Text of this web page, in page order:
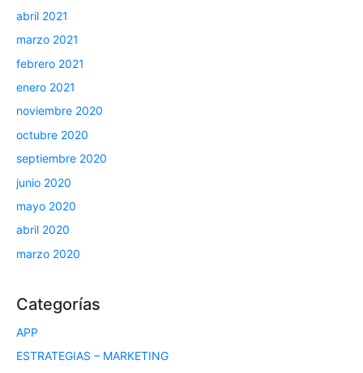
abril 2021
marzo 2021
febrero 2021
enero 2021
noviembre 2020
octubre 2020
septiembre 2020
junio 2020
mayo 2020
abril 2020
marzo 2020
Categorías
APP
ESTRATEGIAS – MARKETING